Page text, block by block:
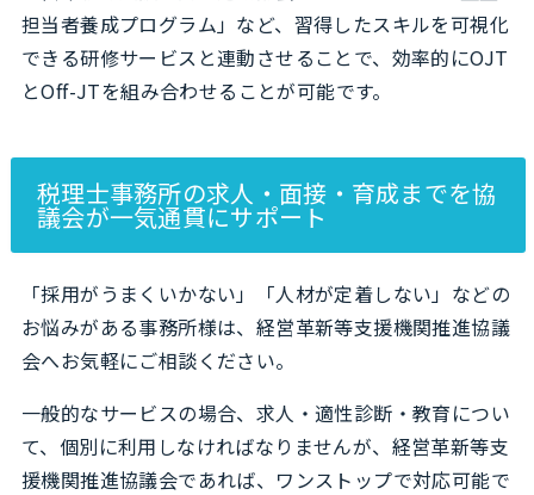
担当者養成プログラム」など、習得したスキルを可視化
できる研修サービスと連動させることで、効率的にOJT
とOff-JTを組み合わせることが可能です。
税理士事務所の求人・面接・育成までを協
議会が一気通貫にサポート
「採用がうまくいかない」「人材が定着しない」などの
お悩みがある事務所様は、経営革新等支援機関推進協議
会へお気軽にご相談ください。
一般的なサービスの場合、求人・適性診断・教育につい
て、個別に利用しなければなりませんが、経営革新等支
援機関推進協議会であれば、ワンストップで対応可能で